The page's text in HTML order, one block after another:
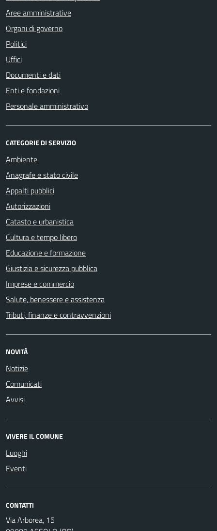
Aree amministrative
Organi di governo
Politici
Uffici
Documenti e dati
Enti e fondazioni
Personale amministrativo
CATEGORIE DI SERVIZIO
Ambiente
Anagrafe e stato civile
Appalti pubblici
Autorizzazioni
Catasto e urbanistica
Cultura e tempo libero
Educazione e formazione
Giustizia e sicurezza pubblica
Imprese e commercio
Salute, benessere e assistenza
Tributi, finanze e contravvenzioni
NOVITÀ
Notizie
Comunicati
Avvisi
VIVERE IL COMUNE
Luoghi
Eventi
CONTATTI
Via Arborea, 15